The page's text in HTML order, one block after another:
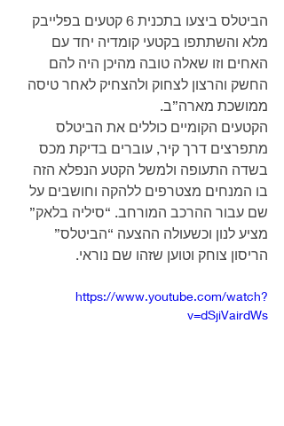
הביטלס ביצעו בתכנית 6 קטעים בפלייבק
מלא והשתתפו בקטעי קומדיה יחד עם
האחים וזו שאלה טובה מהיכן היה להם
החשק והרצון לצחוק ולהצחיק לאחר טיסה
ממושכת מארה”ב.
הקטעים הקומיים כוללים את הביטלס
מתפרצים דרך קיר, עוברים בדיקת מכס
בשדה התעופה ולמשל הקטע הנפלא הזה
בו המנחים מצטרפים ללהקה וחושבים על
שם עבור ההרכב המורחב. “סיליה בלאק”
מציע לנון וכשעולה ההצעה “הביטלס”
הריסון צוחק וטוען שזהו שם נוראי.
https://www.youtube.com/watch?
v=dSjiVairdWs